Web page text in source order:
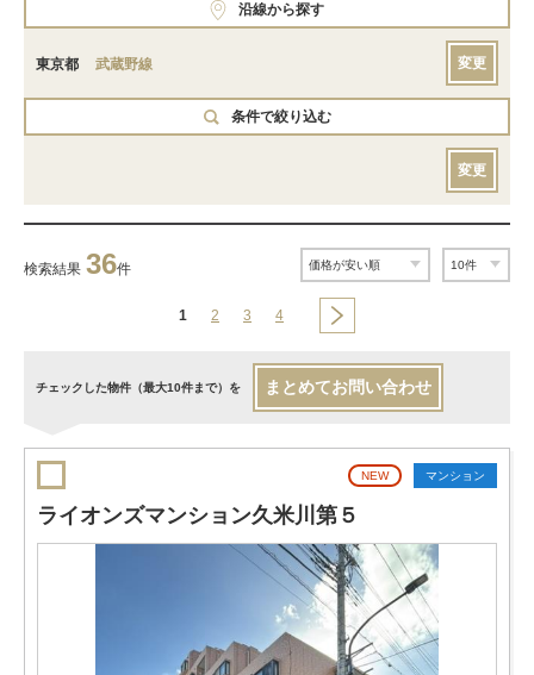
沿線から探す
東京都 武蔵野線 変更
条件で絞り込む
変更
検索結果 36件
1 2 3 4
チェックした物件（最大10件まで）を まとめてお問い合わせ
NEW マンション
ライオンズマンション久米川第５